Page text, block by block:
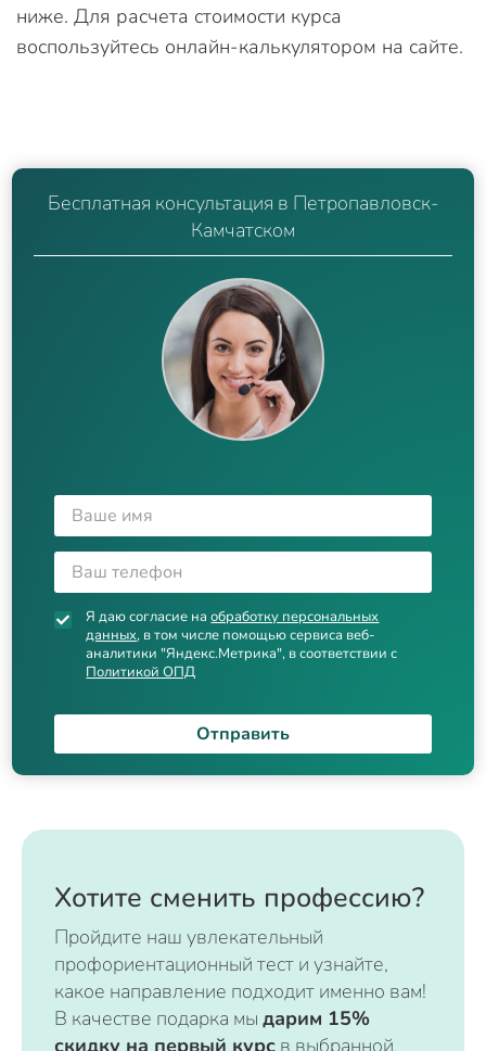
ниже. Для расчета стоимости курса
воспользуйтесь онлайн-калькулятором на сайте.
Бесплатная консультация в Петропавловск-
Камчатском
Я даю согласие наобработку персональных
данных, в том числе помощью сервиса веб-
аналитики "Яндекс.Метрика", в соответствии с
Политикой ОПД
Отправить
Хотите сменить профессию?
Пройдите наш увлекательный
профориентационный тест и узнайте,
какое направление подходит именно вам!
В качестве подарка мы дарим 15%
скидку на первый курс в выбранной